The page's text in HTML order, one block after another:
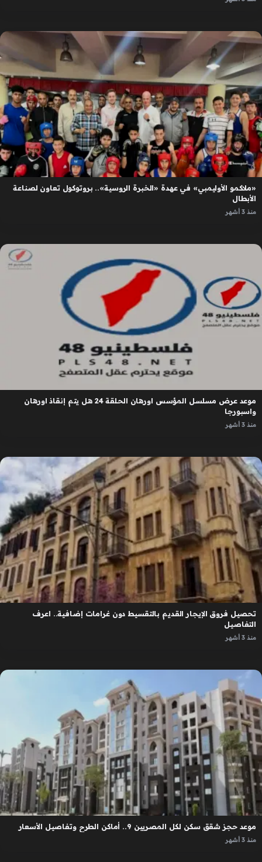
«ملاكمو الأوليمبي» في عهدة «الخبرة الروسية».. بروتوكول تعاون لصناعة
الأبطال
منذ 3 أشهر
موعد عرض مسلسل المؤسس اورهان الحلقة 24 هل يتم إنقاذ اورهان
واسبورجا
منذ 3 أشهر
تحصيل فروق الإيجار القديم بالتقسيط دون غرامات إضافية.. اعرف
التفاصيل
منذ 3 أشهر
موعد حجز شقق سكن لكل المصريين 9.. أماكن الطرح وتفاصيل الأسعار
منذ 3 أشهر